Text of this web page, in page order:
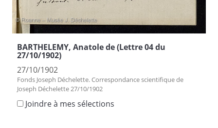
BARTHELEMY, Anatole de (Lettre 04 du
27/10/1902)
27/10/1902
Fonds Joseph Déchelette. Correspondance scientifique de
Joseph Déchelette 27/10/1902
Joindre à mes sélections